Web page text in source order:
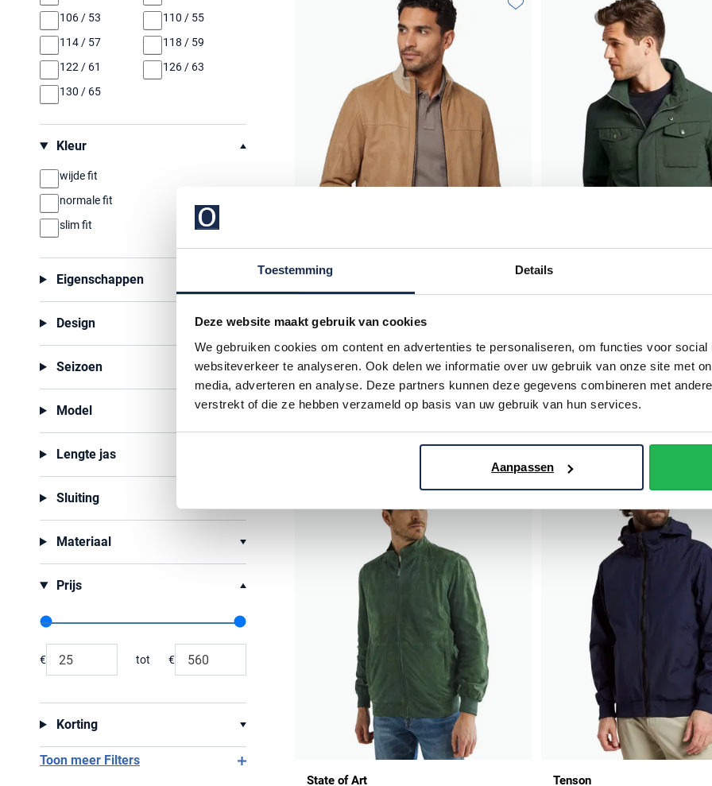
Toestemming Details
Deze website maakt gebruik van cookies
We gebruiken cookies om content en advertenties te personaliseren, om functies voor social
websiteverkeer te analyseren. Ook delen we informatie over uw gebruik van onze site met
media, adverteren en analyse. Deze partners kunnen deze gegevens combineren met
verstrekt of die ze hebben verzameld op basis van uw gebruik van hun services.
Aanpassen
106 / 53
110 / 55
114 / 57
118 / 59
122 / 61
126 / 63
130 / 65
Kleur
wijde fit
normale fit
slim fit
Eigenschappen
Design
Seizoen
Model
Lengte jas
Sluiting
Materiaal
Prijs
Range slider min value
Range slider max value
€
tot
€
Korting
Toon meer Filters
Bugatti
tussenjas camel wijde fit effen rits
€ 339,99 € 170,00 - 50%
Toevoegen aan favorieten
Bugatti
tussenjas groen effen rits +
State of Art
Toevoegen aan favorieten
Tenson